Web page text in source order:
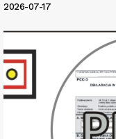
2026-07-17